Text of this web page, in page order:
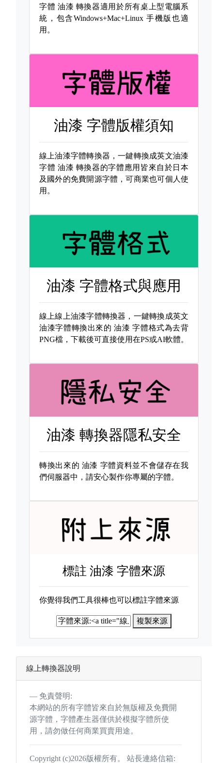
字體 油漆 轉換器適用於所有桌上型電腦系
統，包含Windows+Mac+Linux 手機版也適
用。
油漆 字體版權須知
線上油漆字體轉換器，一鍵轉換成英文油漆
字體 油漆 轉換器的字體應用皆來自於日本
及國外的免費開源字體，可商業也可個人使
用。
油漆 字體格式與應用
線上線上油漆字體轉換器，一鍵轉換成英文
油漆字體轉換出來的油漆 字體格式為去背
PNG檔，下載後可直接使用在PS或AI軟體。
油漆 轉換器隱私安全
轉換出來的 油漆 字體資料並不會儲存在我
們伺服器中，請安心製作你專屬的字體。
標註油漆 字體來源
你覺得我們工具很棒也可以標註字體來源
複製來源
線上轉換器說明
免責聲明:
本網站的所有字體皆來自於無版權及免費開
源字體，字體產生器僅供於模擬字體所使
用，請勿做任何商業買賣用途。
Copyright (c)2026版權所有。 站長連絡信箱: